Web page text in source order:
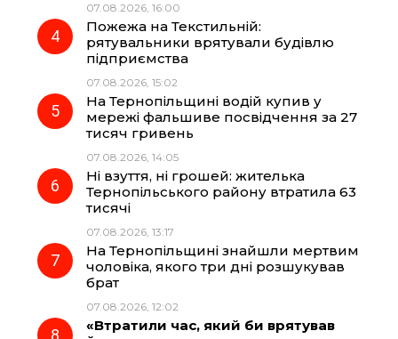
07.08.2026, 16:00
Пожежа на Текстильній:
рятувальники врятували будівлю
підприємства
07.08.2026, 15:02
На Тернопільщині водій купив у
мережі фальшиве посвідчення за 27
тисяч гривень
07.08.2026, 14:05
Ні взуття, ні грошей: жителька
Тернопільського району втратила 63
тисячі
07.08.2026, 13:17
На Тернопільщині знайшли мертвим
чоловіка, якого три дні розшукував
брат
07.08.2026, 12:02
«Втратили час, який би врятував